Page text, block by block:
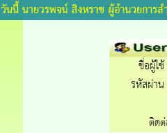
วันนี้ นายวรพจน์ สิงหราช ผู้อำนวยการ
ชื่อผู้ใ
รหัสผ่า
ติด